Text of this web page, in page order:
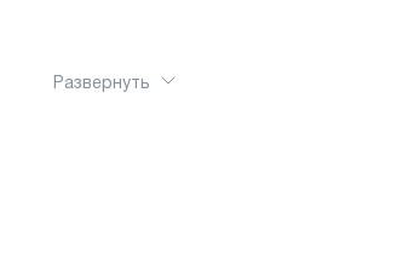
Развернуть